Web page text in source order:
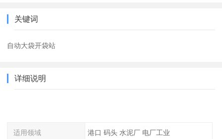
关键词
自动大袋开袋站
详细说明
适用领域 港口 码头 水泥厂 电厂工业